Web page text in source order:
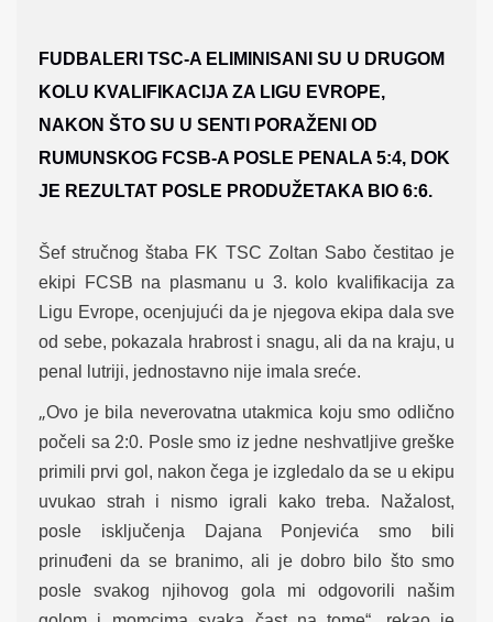
FUDBALERI TSC-A ELIMINISANI SU U DRUGOM
KOLU KVALIFIKACIJA ZA LIGU EVROPE,
NAKON ŠTO SU U SENTI PORAŽENI OD
RUMUNSKOG FCSB-A POSLE PENALA 5:4, DOK
JE REZULTAT POSLE PRODUŽETAKA BIO 6:6.
Šef stručnog štaba FK TSC Zoltan Sabo čestitao je
ekipi FCSB na plasmanu u 3. kolo kvalifikacija za
Ligu Evrope, ocenjujući da je njegova ekipa dala sve
od sebe, pokazala hrabrost i snagu, ali da na kraju, u
penal lutriji, jednostavno nije imala sreće.
„Ovo je bila neverovatna utakmica koju smo odlično
počeli sa 2:0. Posle smo iz jedne neshvatljive greške
primili prvi gol, nakon čega je izgledalo da se u ekipu
uvukao strah i nismo igrali kako treba. Nažalost,
posle isključenja Dajana Ponjevića smo bili
prinuđeni da se branimo, ali je dobro bilo što smo
posle svakog njihovog gola mi odgovorili našim